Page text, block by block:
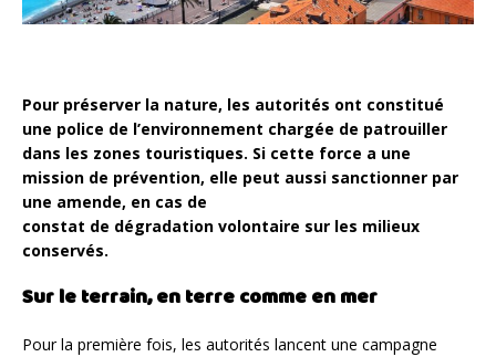
Pour préserver la nature, les autorités ont constitué
une police de l’environnement chargée de patrouiller
dans les zones touristiques. Si cette force a une
mission de prévention, elle peut aussi sanctionner par
une amende, en cas de
constat de dégradation volontaire sur les milieux
conservés.
Sur le terrain, en terre comme en mer
Pour la première fois, les autorités lancent une campagne